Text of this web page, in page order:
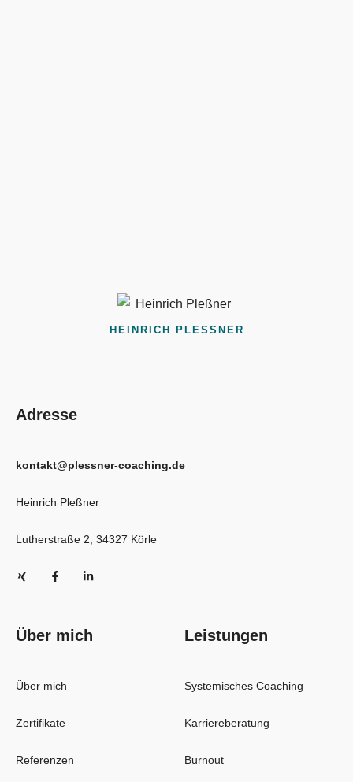
HEINRICH PLESSNER
Adresse
kontakt@plessner-coaching.de
Heinrich Pleßner
Lutherstraße 2, 34327 Körle
Über mich
Über mich
Zertifikate
Referenzen
Leistungen
Systemisches Coaching
Karriereberatung
Burnout